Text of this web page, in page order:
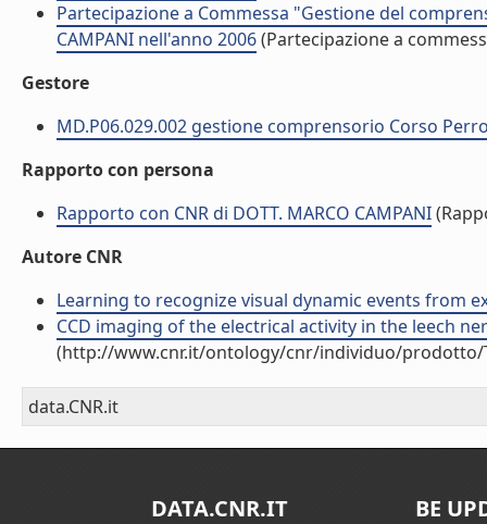
Partecipazione a Commessa "Gestione del
CAMPANI nell'anno 2006(Partecipazione a
Gestore
MD.P06.029.002 gestione comprensorio Corso
Rapporto con persona
Rapporto con CNR di DOTT. MARCO CAMPANI
Autore CNR
Learning to recognize visual dynamic events from
CCD imaging of the electrical activity in the leech
(http://www.cnr.it/ontology/cnr/individuo/prodotto/
data.CNR.it
DATA.CNR.IT BE